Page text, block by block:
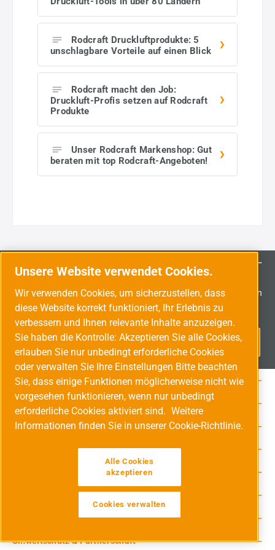
Rodcraft Druckluftprodukte: 5
unschlagbare Vorteile auf einen Blick
Rodcraft macht den Job:
Druckluft-Profis setzen auf Rodcraft
Produkte
Unser Rodcraft Markenshop: Gut
beraten mit top Rodcraft-Angeboten!
Melden Sie sich direkt für unseren Newsletter an und verpassen
Sie keine Aktionen und Neuheiten mehr!
Service-Hotline
Shop Service
Rechtliche Hinweise
Umweltschutz & Partnerschaft
Unsere Website verwendet Cookies.
Wir verwenden Cookies, um sicherzustellen, dass
diese Website korrekt funktioniert, Ihr Erlebnis zu
verbessern und Ihnen relevante Inhalte anzuzeigen.
Sie haben die Kontrolle: Akzeptieren Sie alle Cookies,
erlauben Sie nur unbedingt erforderliche Cookies
oder verwalten Sie Ihre Einstellungen Bitte beachten
Sie, dass einige Funktionen möglicherweise nicht wie
vorgesehen funktionieren, wenn nur unbedingt
erforderliche Cookies aktiviert sind. Weitere
Informationen finden Sie in unserer Cookie-Richtlinie.
Alle Cookies
akzeptieren
Cookies verwalten